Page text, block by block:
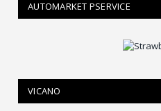
AUTOMARKET PSERVICE
VICANO